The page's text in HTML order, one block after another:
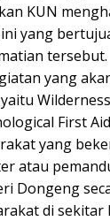
KUN
yang
tersebut.
yang
First
yang
atau
Dongeng
di sekitar